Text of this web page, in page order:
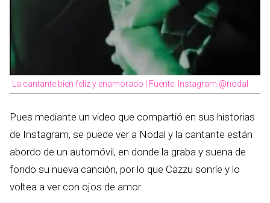
La cantante bien feliz y enamorado | Fuente: Instagram @nodal
Pues mediante un video que compartió en sus historias
de Instagram, se puede ver a Nodal y la cantante están
abordo de un automóvil, en donde la graba y suena de
fondo su nueva canción, por lo que Cazzu sonríe y lo
voltea a ver con ojos de amor.